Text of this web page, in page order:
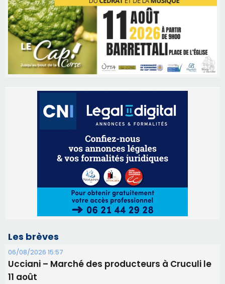
Les brèves
06/08/2026 15:57
Ucciani – Marché des producteurs à Cruculi le
11 août